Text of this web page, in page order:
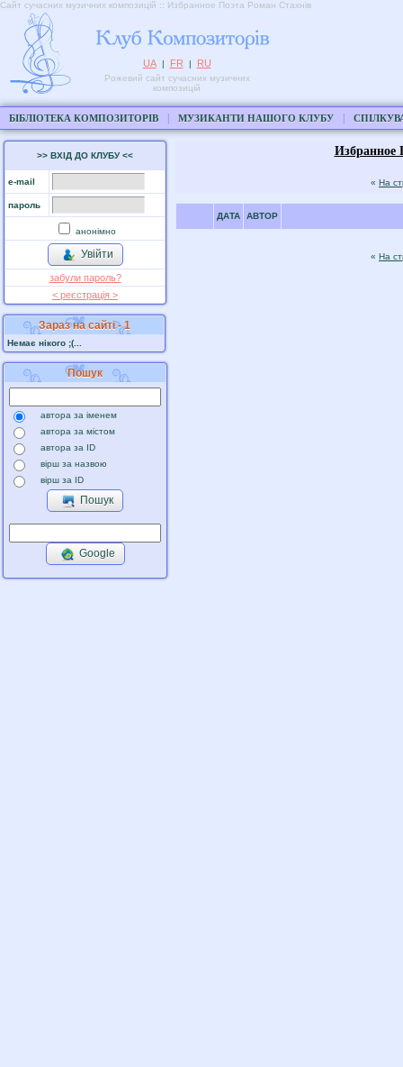
Сайт сучасних музичних композицій :: Избранное Поэта Роман Стахнів
UA | FR | RU
Рожевий сайт сучасних музичних
композицій
БІБЛІОТЕКА КОМПОЗИТОРІВ МУЗИКАНТИ НАШОГО КЛУБУ
>> ВХІД ДО КЛУБУ <<
e-mail
пароль
анонімно
Увійти
забули пароль?
< реєстрaція >
Зараз на сайті - 1
Немає нікого ;(...
Пошук
автора за іменем
автора за містом
автора за ID
вірш за назвою
вірш за ID
Пошук
Google
Избранное
« На
ДАТА АВТОР
« На